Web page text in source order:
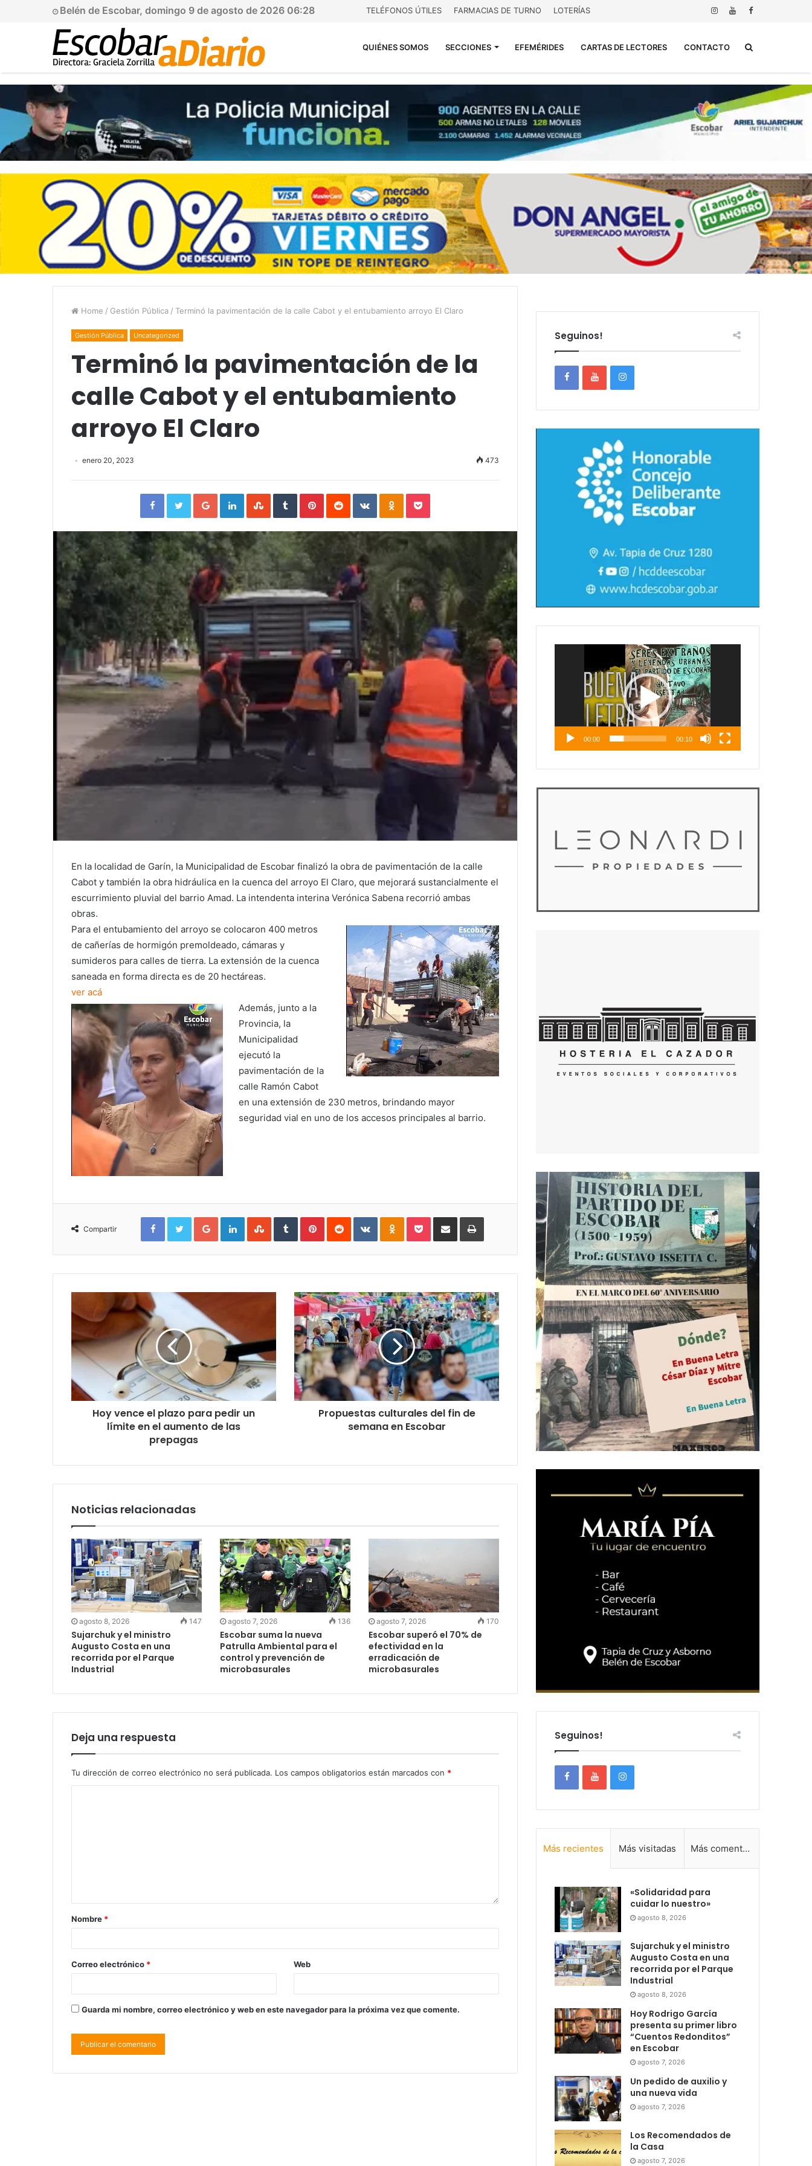
Belén de Escobar, domingo 9 de agosto de 2026 06:28 TELÉFONOS ÚTILES FARMACIAS DE TURNO LOTERÍAS
QUIÉNES SOMOS SECCIONES EFEMÉRIDES CARTAS DE LECTORES CONTACTO
Home / Gestión Pública / Terminó la pavimentación de la calle Cabot y el entubamiento arroyo El Claro
Gestión Pública Uncategorized
Terminó la pavimentación de la
calle Cabot y el entubamiento
arroyo El Claro
enero 20, 2023 473
FacebookTwitterGoogle+LinkedInStumbleUpon
TumblrPinterestReddit VKontakteOdnoklassniki
Pocket
En la localidad de Garín, la Municipalidad de Escobar finalizó la obra de pavimentación de la calle
Cabot y también la obra hidráulica en la cuenca del arroyo El Claro, que mejorará sustancialmente el
escurrimiento pluvial del barrio Amad. La intendenta interina Verónica Sabena recorrió ambas
obras.
Para el entubamiento del arroyo se colocaron 400 metros
de cañerías de hormigón premoldeado, cámaras y
sumideros para calles de tierra. La extensión de la cuenca
saneada en forma directa es de 20 hectáreas.
ver acá
Además, junto a la
Provincia, la
Municipalidad
ejecutó la
pavimentación de la
calle Ramón Cabot
en una extensión de 230 metros, brindando mayor
seguridad vial en uno de los accesos principales al barrio.
Compartir
FacebookTwitterGoogle+LinkedInStumbleUpon
TumblrPinterestReddit VKontakteOdnoklassniki
PocketCompartirImprimir
Hoy vence el plazo para pedir un
límite en el aumento de las
prepagas
Propuestas culturales del fin de
semana en Escobar
Noticias relacionadas
agosto 8, 2026 147
Sujarchuk y el ministro
Augusto Costa en una
recorrida por el Parque
Industrial
agosto 7, 2026 136
Escobar suma la nueva
Patrulla Ambiental para el
control y prevención de
microbasurales
agosto 7, 2026 170
Escobar superó el 70% de
efectividad en la
erradicación de
microbasurales
Deja una respuesta
Tu dirección de correo electrónico no será publicada. Los campos obligatorios están marcados con *
Nombre *
Correo electrónico * Web
Guarda mi nombre, correo electrónico y web en este navegador para la próxima vez que comente.
Seguinos!
00:00 00:10
Seguinos!
Más recientes Más visitadas Más comentadas
«Solidaridad para
cuidar lo nuestro»
agosto 8, 2026
Sujarchuk y el ministro
Augusto Costa en una
recorrida por el Parque
Industrial
agosto 8, 2026
Hoy Rodrigo García
presenta su primer libro
“Cuentos Redonditos”
en Escobar
agosto 7, 2026
Un pedido de auxilio y
una nueva vida
agosto 7, 2026
Los Recomendados de
la Casa
agosto 7, 2026